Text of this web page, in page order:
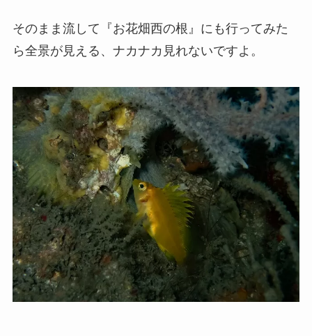
そのまま流して『お花畑西の根』にも行ってみた
ら全景が見える、ナカナカ見れないですよ。